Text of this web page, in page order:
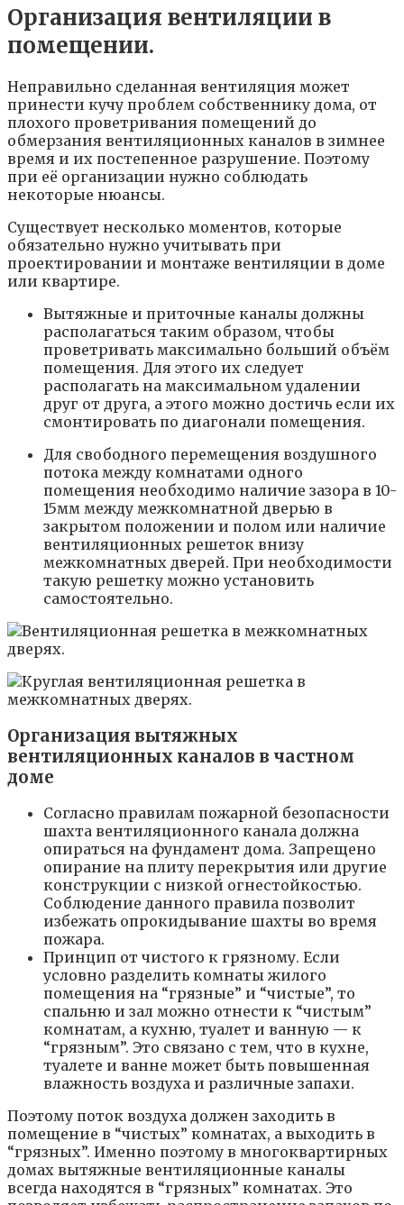
Организация вентиляции в
помещении.
Неправильно сделанная вентиляция может
принести кучу проблем собственнику дома, от
плохого проветривания помещений до
обмерзания вентиляционных каналов в зимнее
время и их постепенное разрушение. Поэтому
при её организации нужно соблюдать
некоторые нюансы.
Существует несколько моментов, которые
обязательно нужно учитывать при
проектировании и монтаже вентиляции в доме
или квартире.
Вытяжные и приточные каналы должны
располагаться таким образом, чтобы
проветривать максимально больший объём
помещения. Для этого их следует
располагать на максимальном удалении
друг от друга, а этого можно достичь если их
смонтировать по диагонали помещения.
Для свободного перемещения воздушного
потока между комнатами одного
помещения необходимо наличие зазора в 10-
15мм между межкомнатной дверью в
закрытом положении и полом или наличие
вентиляционных решеток внизу
межкомнатных дверей. При необходимости
такую решетку можно установить
самостоятельно.
Организация вытяжных
вентиляционных каналов в частном
доме
Согласно правилам пожарной безопасности
шахта вентиляционного канала должна
опираться на фундамент дома. Запрещено
опирание на плиту перекрытия или другие
конструкции с низкой огнестойкостью.
Соблюдение данного правила позволит
избежать опрокидывание шахты во время
пожара.
Принцип от чистого к грязному. Если
условно разделить комнаты жилого
помещения на “грязные” и “чистые”, то
спальню и зал можно отнести к “чистым”
комнатам, а кухню, туалет и ванную — к
“грязным”. Это связано с тем, что в кухне,
туалете и ванне может быть повышенная
влажность воздуха и различные запахи.
Поэтому поток воздуха должен заходить в
помещение в “чистых” комнатах, а выходить в
“грязных”. Именно поэтому в многоквартирных
домах вытяжные вентиляционные каналы
всегда находятся в “грязных” комнатах. Это